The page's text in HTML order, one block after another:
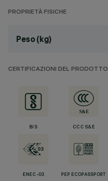
PROPRIETÀ FISICHE
Peso (kg)
CERTIFICAZIONI DEL PRODOTTO
BIS CCC S&E
ENEC-03 PEP ECOPASSPORT